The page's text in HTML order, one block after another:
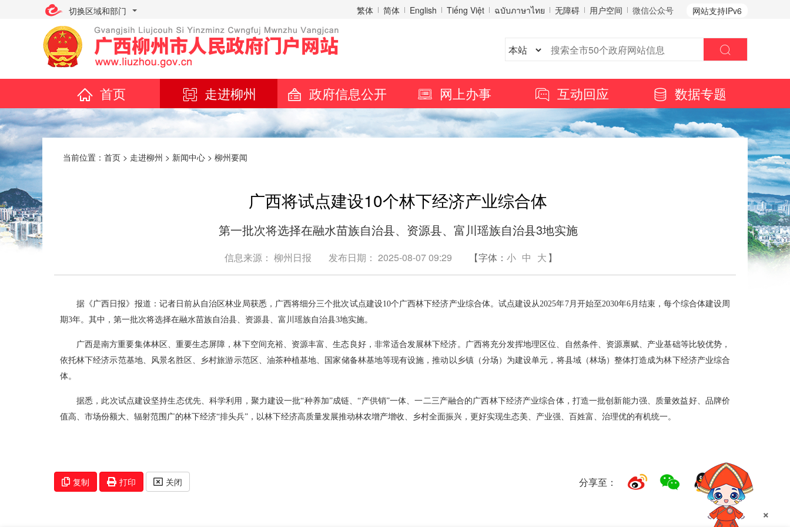
切换区域和部门 网站支持IPv6
繁体 简体 English Tiếng Việt ฉบับภาษาไทย 无障碍 用户空间 微信公众号
首页 走进柳州 政府信息公开 网上办事 互动回应 数据专题
当前位置： 首页 > 走进柳州 > 新闻中心 > 柳州要闻
广西将试点建设10个林下经济产业综合体
第一批次将选择在融水苗族自治县、资源县、富川瑶族自治县3地实施
信息来源： 柳州日报 发布日期： 2025-08-07 09:29 【字体： 小 中 大 】
据《广西日报》报道：记者日前从自治区林业局获悉，广西将细分三个批次试点建设10个广西林下经济产业综合体。试点建设从2025年7月开始至2030年6月结束，每个综合体建设周
期3年。其中，第一批次将选择在融水苗族自治县、资源县、富川瑶族自治县3地实施。
广西是南方重要集体林区、重要生态屏障，林下空间充裕、资源丰富、生态良好，非常适合发展林下经济。广西将充分发挥地理区位、自然条件、资源禀赋、产业基础等比较优势，
依托林下经济示范基地、风景名胜区、乡村旅游示范区、油茶种植基地、国家储备林基地等现有设施，推动以乡镇（分场）为建设单元，将县域（林场）整体打造成为林下经济产业综合
体。
据悉，此次试点建设坚持生态优先、科学利用，聚力建设一批“种养加”成链、“产供销”一体、一二三产融合的广西林下经济产业综合体，打造一批创新能力强、质量效益好、品牌价
值高、市场份额大、辐射范围广的林下经济“排头兵”，以林下经济高质量发展推动林农增产增收、乡村全面振兴，更好实现生态美、产业强、百姓富、治理优的有机统一。
复制 打印 关闭 分享至：
×